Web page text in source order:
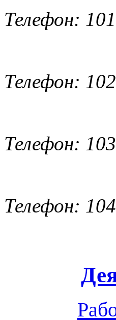
Телефон:
Телефон:
Телефон:
Телефон: